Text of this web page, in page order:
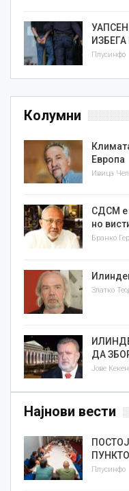
ИЗБЕГА
Плусинфо
Колумни
Европа
Ивица
СДСМ е
но
Бранко
ДА
Јове
Најнови вести
Плусинфо